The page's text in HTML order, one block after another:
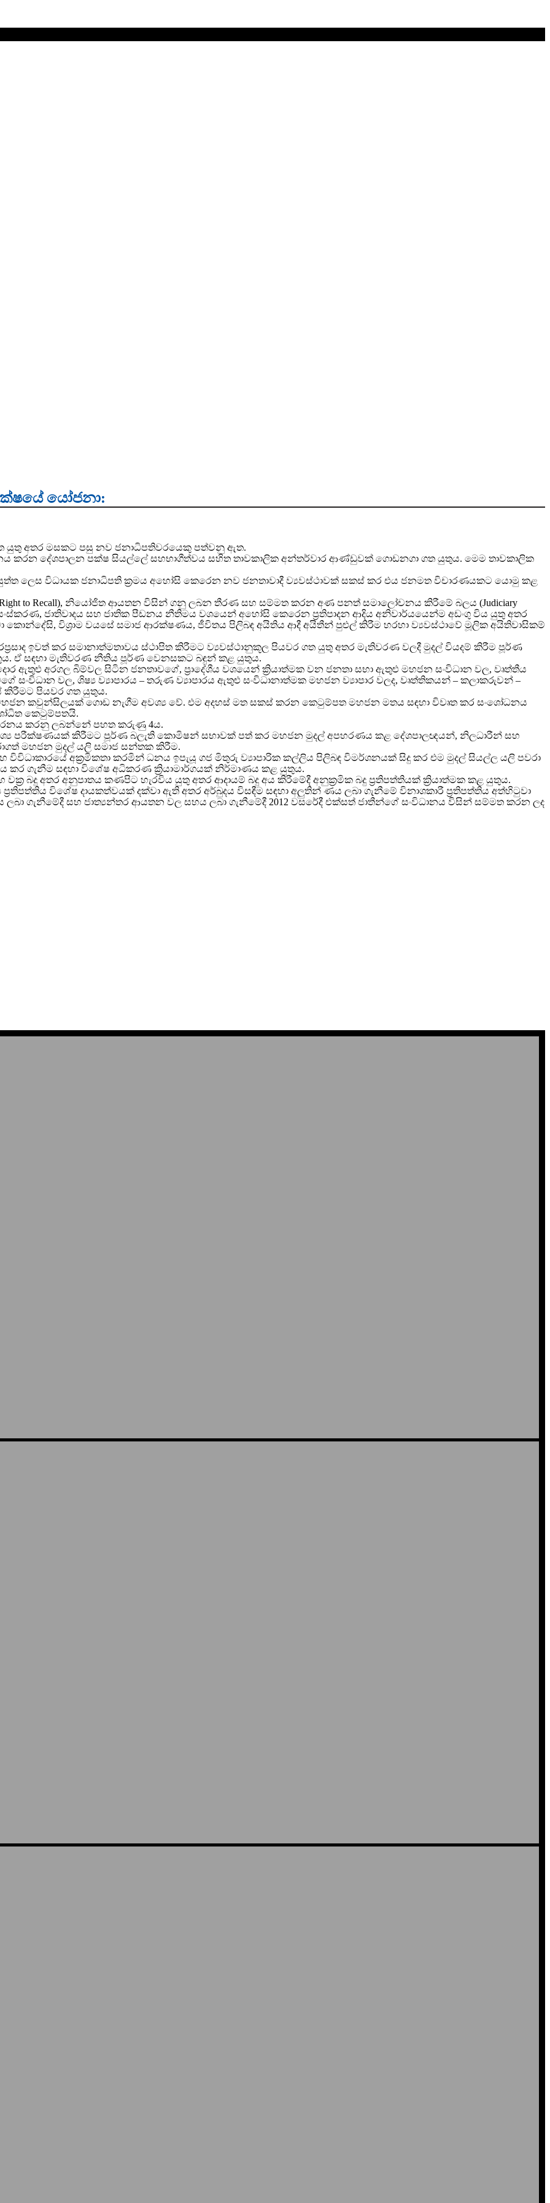
යෝජනා:
යුතු අතර මසකට පසු නව ජනාධිපතිවරයෙකු පත්වනු ඇත.
දේශපාලන පක්ෂ සියල්ලේ සහභාගීත්වය සහිත තාවකාලික අන්තර්වාර ආණ්ඩුවක් ගොඩනගා ගත යුතුය. මෙම තාවකාලික
ලෙස විධායක ජනාධිපති ක්‍රමය අහෝසි කෙරෙන නව ජනතාවාදී ව්‍යවස්ථාවක් සකස් කර එය ජනමත විචාරණයකට යොමු කළ
to Recall), නියෝජිත ආයතන විසින් ගනු ලබන තීරණ සහ සම්මත කරන අණ පනත් සමාලෝචනය කිරීමේ බලය (Judiciary
ජාතිවාදය සහ ජාතික පීඩනය නීතිමය වශයෙන් අහෝසි කෙරෙන ප්‍රතිපාදන ආදිය අනිවාර්යයෙන්ම අඩංගු විය යුතු අතර
කොන්දේසි, විශ්‍රාම වයසේ සමාජ ආරක්ෂණය, ජීවිතය පිලිබඳ අයිතිය ආදී අයිතීන් පුළුල් කිරීම හරහා ව්‍යවස්ථාවේ මූලික අයිතිවාසිකම්
ඉවත් කර සමානාත්මතාවය ස්ථාපිත කිරීමට ව්‍යවස්ථානුකූල පියවර ගත යුතු අතර මැතිවරණ වලදී මුදල් වියදම් කිරීම පූර්ණ
ඒ සඳහා මැතිවරණ නීතිය පූර්ණ වෙනසකට බඳුන් කළ යුතුය.
ඇතුළු අරගල බිම්වල සිටින ජනතාවගේ, ප්‍රාදේශීය වශයෙන් ක්‍රියාත්මක වන ජනතා සභා ඇතුළු මහජන සංවිධාන වල, වෘත්තීය
සංවිධාන වල, ශිෂ්‍ය ව්‍යාපාරය – තරුණ ව්‍යාපාරය ඇතුළු සංවිධානාත්මක මහජන ව්‍යාපාර වලද, වෘත්තිකයන් – කලාකරුවන් –
කිරීමට පියවර ගත යුතුය.
කවුන්සිලයක් ගොඩ නැගීම අවශ්‍ය වේ. එම අදහස් මත සකස් කරන කෙටුම්පත මහජන මතය සඳහා විවෘත කර සංශෝධනය
කෙටුම්පතයි.
කරනු ලබන්නේ පහත කරුණු 4ය.
පරීක්ෂණයක් කිරීමට පූර්ණ බලැති කොමිෂන් සභාවක් පත් කර මහජන මුදල් අපහරණය කළ දේශපාලඥයන්, නිලධාරීන් සහ
මහජන මුදල් යලි සමාජ සන්තක කිරීම.
විවිධාකාරයේ අක්‍රමිකතා කරමින් ධනය ඉපැයූ ගජ මිතුරු ව්‍යාපාරික කල්ලිය පිලිබඳ විමර්ශනයක් සිදු කර එම මුදල් සියල්ල යලි පවරා
කර ගැනීම සඳහා විශේෂ අධිකරණ ක්‍රියාමාර්ගයක් නිර්මාණය කළ යුතුය.
වක්‍ර බදු අතර අනුපාතය කණපිට හැරවිය යුතු අතර ආදායම් බදු අය කිරීමේදී අනුක්‍රමික බදු ප්‍රතිපත්තියක් ක්‍රියාත්මක කළ යුතුය.
විශේෂ දායකත්වයක් දක්වා ඇති අතර අර්බුදය විසඳීම සඳහා අලුතින් ණය ලබා ගැනීමේ විනාශකාරී ප්‍රතිපත්තිය අත්හිටුවා
ගැනීමේදී සහ ජාත්‍යන්තර ආයතන වල සහය ලබා ගැනීමේදී 2012 වසරේදී එක්සත් ජාතීන්ගේ සංවිධානය විසින් සම්මත කරන ලද